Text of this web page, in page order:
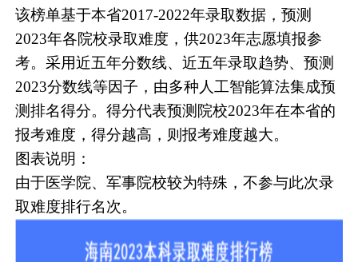
该榜单基于本省2017-2022年录取数据，预测
2023年各院校录取难度，供2023年志愿填报参
考。采用近五年分数线、近五年录取趋势、预测
2023分数线等因子，由多种人工智能算法集成预
测排名得分。得分代表预测院校2023年在本省的
报考难度，得分越高，则报考难度越大。
图表说明：
由于医学院、军事院校较为特殊，不参与此次录
取难度排行名次。